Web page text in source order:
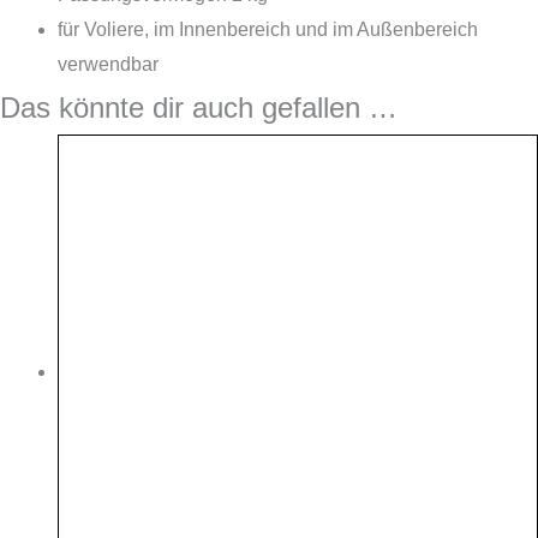
Menge für Voliere, im Innenbereich und im Außenbereich
verwendbar
Das könnte dir auch gefallen …